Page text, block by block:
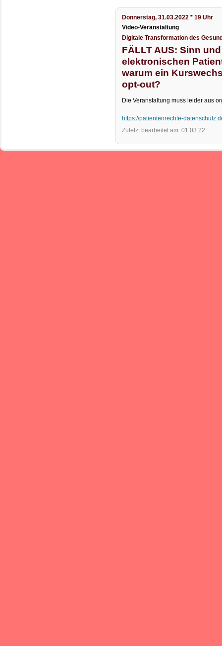
Donnerstag, 31.03.2022 * 19 Uhr
Video-Veranstaltung
Digitale Transformation des
FÄLLT AUS: Sinn
elektronischen
warum ein
opt-out?
Die Veranstaltung muss leider aus
https://patientenrechte-
Zuletzt bearbeitet am: 01.03.22